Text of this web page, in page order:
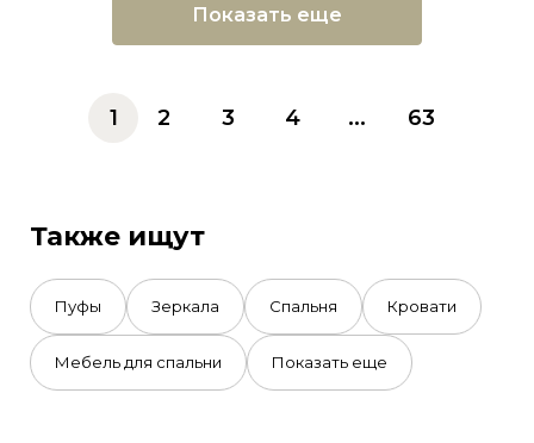
Показать еще
1 2 3 4 ... 63
Также ищут
Пуфы Зеркала Спальня Кровати
Мебель для спальни Показать еще